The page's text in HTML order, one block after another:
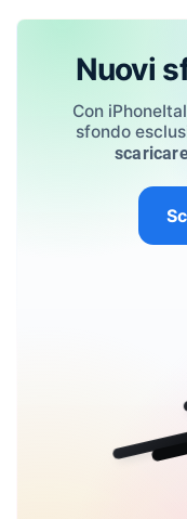
Nuovi
Con
sfondo